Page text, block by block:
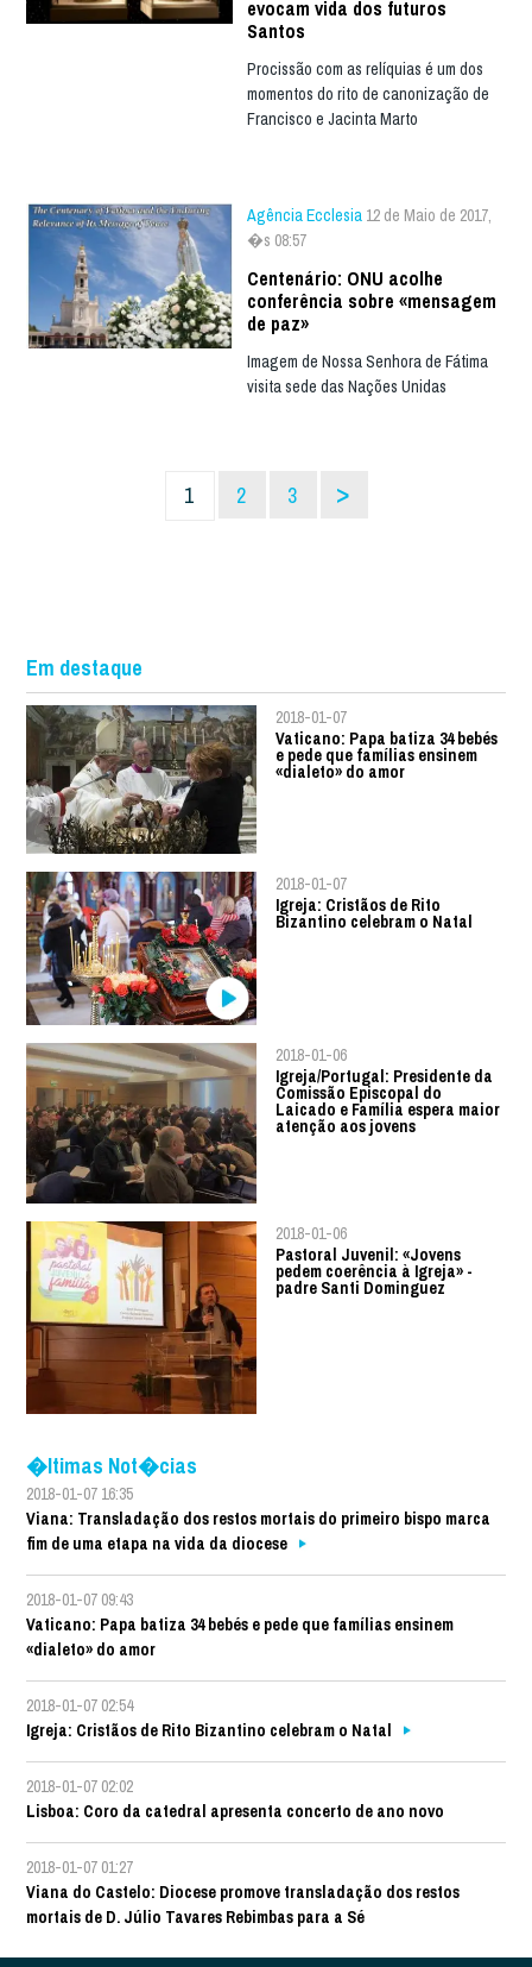
evocam vida dos futuros
Santos
Procissão com as relíquias é um dos
momentos do rito de canonização de
Francisco e Jacinta Marto
Agência Ecclesia 12 de Maio de 2017,
�s 08:57
Centenário: ONU acolhe
conferência sobre «mensagem
de paz»
Imagem de Nossa Senhora de Fátima
visita sede das Nações Unidas
1 2 3 >
Em destaque
2018-01-07
Vaticano: Papa batiza 34 bebés
e pede que famílias ensinem
«dialeto» do amor
2018-01-07
Igreja: Cristãos de Rito
Bizantino celebram o Natal
2018-01-06
Igreja/Portugal: Presidente da
Comissão Episcopal do
Laicado e Família espera maior
atenção aos jovens
2018-01-06
Pastoral Juvenil: «Jovens
pedem coerência à Igreja» -
padre Santi Dominguez
�ltimas Not�cias
2018-01-07 16:35
Viana: Transladação dos restos mortais do primeiro bispo marca
fim de uma etapa na vida da diocese
2018-01-07 09:43
Vaticano: Papa batiza 34 bebés e pede que famílias ensinem
«dialeto» do amor
2018-01-07 02:54
Igreja: Cristãos de Rito Bizantino celebram o Natal
2018-01-07 02:02
Lisboa: Coro da catedral apresenta concerto de ano novo
2018-01-07 01:27
Viana do Castelo: Diocese promove transladação dos restos
mortais de D. Júlio Tavares Rebimbas para a Sé